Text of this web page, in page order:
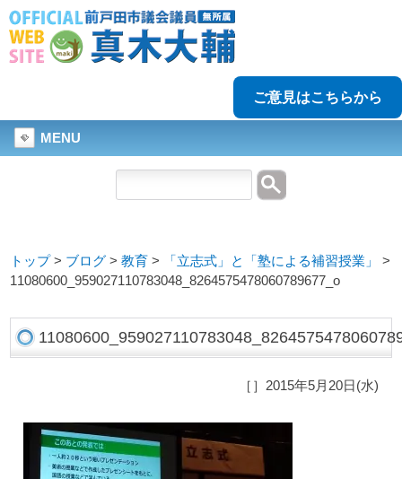
ご意見はこちらから
MENU
トップ> ブログ >教育 > 「立志式」と「塾による補習授業」
>
11080600_959027110783048_8264575478060789677_o
［］2015年5月20日(水)